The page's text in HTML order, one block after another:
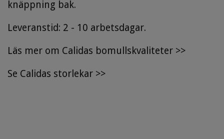
knäppning bak.
Leveranstid: 2 - 10 arbetsdagar.
Läs mer om Calidas bomullskvaliteter >>
Se Calidas storlekar >>